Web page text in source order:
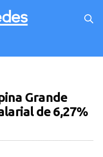
Grande
de 6,27%